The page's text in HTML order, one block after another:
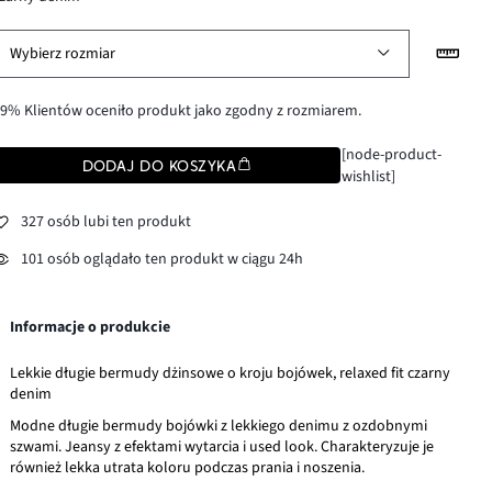
Wybierz rozmiar
Klientów oceniło produkt jako zgodny z rozmiarem.
DODAJ DO KOSZYKA
[node-product-
wishlist]
327 osób lubi ten produkt
101 osób oglądało ten produkt w ciągu 24h
Informacje o produkcie
Lekkie długie bermudy dżinsowe o kroju bojówek, relaxed fit czarny
denim
Modne długie bermudy bojówki z lekkiego denimu z ozdobnymi
szwami. Jeansy z efektami wytarcia i used look. Charakteryzuje je
również lekka utrata koloru podczas prania i noszenia.